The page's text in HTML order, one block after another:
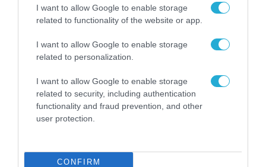
I want to allow Google to enable storage
related to functionality of the website or app.
I want to allow Google to enable storage
related to personalization.
I want to allow Google to enable storage
related to security, including authentication
functionality and fraud prevention, and other
user protection.
CONFIRM
Αθήνα: Απομακρύνθηκαν παράνομα
αντικείμενα από κοινόχρηστους χώρους